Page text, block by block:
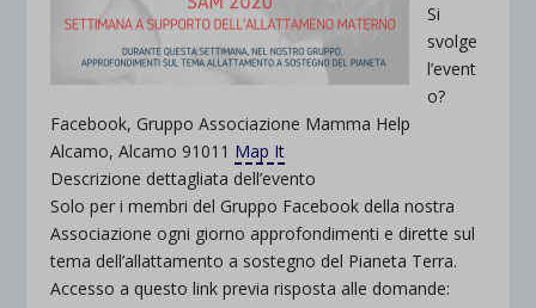
Si
svolge
l’event
o?
Facebook, Gruppo Associazione Mamma Help
Alcamo, Alcamo 91011 Map It
Descrizione dettagliata dell’evento
Solo per i membri del Gruppo Facebook della nostra
Associazione ogni giorno approfondimenti e dirette sul
tema dell’allattamento a sostegno del Pianeta Terra.
Accesso a questo link previa risposta alle domande: